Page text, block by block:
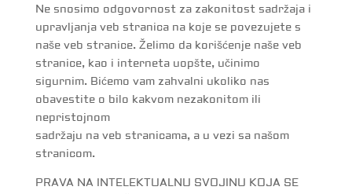
Ne snosimo odgovornost za zakonitost sadržaja i
upravljanja veb stranica na koje se povezujete s
naše veb stranice. Želimo da korišćenje naše veb
stranice, kao i interneta uopšte, učinimo
sigurnim. Bićemo vam zahvalni ukoliko nas
obavestite o bilo kakvom nezakonitom ili
nepristojnom
sadržaju na veb stranicama, a u vezi sa našom
stranicom.
PRAVA NA INTELEKTUALNU SVOJINU KOJA SE